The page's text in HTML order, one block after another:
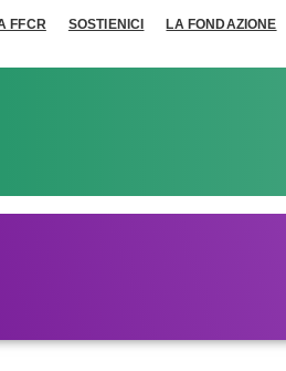
FFCR SOSTIENICI LA FONDAZIONE